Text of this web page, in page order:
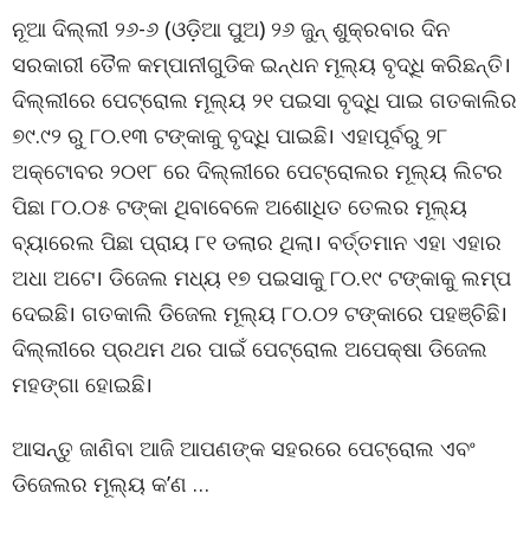
ନୂଆ ଦିଲ୍ଲୀ ୨୬-୬ (ଓଡ଼ିଆ ପୁଅ) ୨୬ ଜୁନ୍ ଶୁକ୍ରବାର ଦିନ
ସରକାରୀ ତୈଳ କମ୍ପାନୀଗୁଡିକ ଇନ୍ଧନ ମୂଲ୍ୟ ବୃଦ୍ଧି କରିଛନ୍ତି।
ଦିଲ୍ଲୀରେ ପେଟ୍ରୋଲ ମୂଲ୍ୟ ୨୧ ପଇସା ବୃଦ୍ଧି ପାଇ ଗତକାଲିର
୭୯.୯୨ ରୁ ୮୦.୧୩ ଟଙ୍କାକୁ ବୃଦ୍ଧି ପାଇଛି। ଏହାପୂର୍ବରୁ ୨୮
ଅକ୍ଟୋବର ୨୦୧୮ ରେ ଦିଲ୍ଲୀରେ ପେଟ୍ରୋଲର ମୂଲ୍ୟ ଲିଟର
ପିଛା ୮୦.୦୫ ଟଙ୍କା ଥିବାବେଳେ ଅଶୋଧିତ ତେଲର ମୂଲ୍ୟ
ବ୍ୟାରେଲ ପିଛା ପ୍ରାୟ ୮୧ ଡଲାର ଥିଲା। ବର୍ତ୍ତମାନ ଏହା ଏହାର
ଅଧା ଅଟେ। ଡିଜେଲ ମଧ୍ୟ ୧୭ ପଇସାକୁ ୮୦.୧୯ ଟଙ୍କାକୁ ଲମ୍ପ
ଦେଇଛି। ଗତକାଲି ଡିଜେଲ ମୂଲ୍ୟ ୮୦.୦୨ ଟଙ୍କାରେ ପହଞ୍ଚିଛି।
ଦିଲ୍ଲୀରେ ପ୍ରଥମ ଥର ପାଇଁ ପେଟ୍ରୋଲ ଅପେକ୍ଷା ଡିଜେଲ
ମହଙ୍ଗା ହୋଇଛି।
ଆସନ୍ତୁ ଜାଣିବା ଆଜି ଆପଣଙ୍କ ସହରରେ ପେଟ୍ରୋଲ ଏବଂ
ଡିଜେଲର ମୂଲ୍ୟ କ’ଣ …